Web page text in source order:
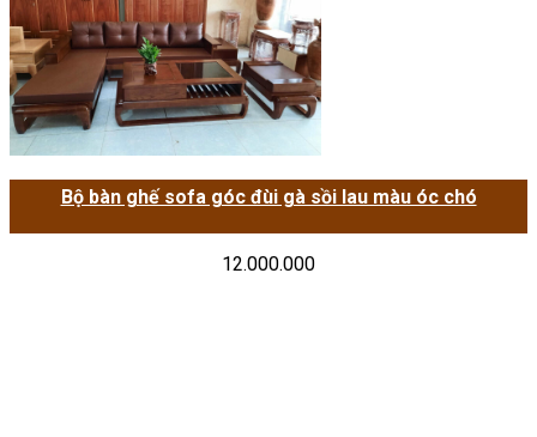
Bộ bàn ghế sofa góc đùi gà sồi lau màu óc chó
12.000.000